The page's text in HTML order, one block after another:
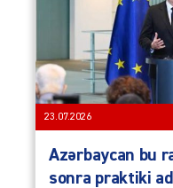
23.07.2026
Azərbaycan bu
sonra praktiki